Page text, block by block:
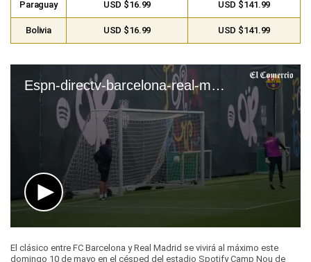
seconds
El clásico entre FC Barcelona y Real Madrid se vivirá al máximo este
domingo 10 de mayo en el césped del estadio Spotify Camp Nou de
Barcelona. Si quieres seguir la transmisión del partido correspondiente
a la Jornada 35 de LaLiga EA Sports 2025-26 en vivo, online y en directo
deberás sintonizar los canales de ESPN Select, ESPN 2, DIRECTV, DGO,
fubo TV, ESPN Deportes, DSPORTS (DIRECTV Sports), SKY Sports HD,